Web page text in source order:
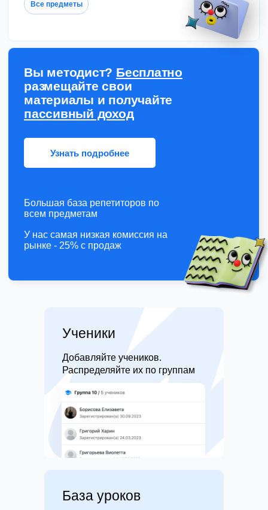
Узнать подробнее
Все предметы
Вы методист? Бесплатно
размещайте свои
материалы и получайте
пассивный доход
Большая база репетиторов по
всем предметам
У нас самая низкая комиссия на
рынке - 25% с продаж
Добавляйте учеников.
Распределяйте их по группам
Ученики
База уроков